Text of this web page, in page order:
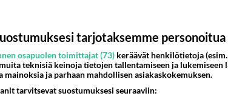
tarjotaksemme personoitua
osapuolen toimittajat (73) keräävät henkilötietoja
teknisiä keinoja tietojen tallentamiseen ja
ja parhaan mahdollisen asiakaskokemuksen.
tarvitsevat suostumuksesi seuraaviin: